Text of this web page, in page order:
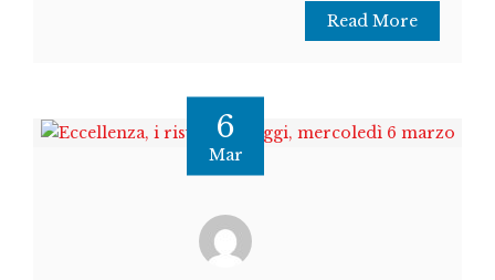
Read More
6
Mar